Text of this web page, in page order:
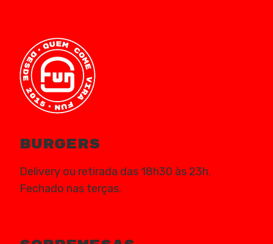
burgers
Delivery ou retirada das 18h30 às 23h.
Fechado nas terças.